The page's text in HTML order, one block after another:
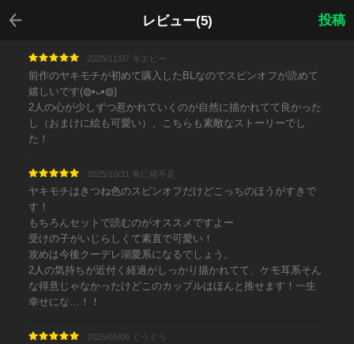
レビュー(5)
戻る
投稿
2025/11/07 ギエピー
前作のヤキモチが初めて購入したBLなのでスピンオフが読めて
嬉しいです(⁠◍⁠•⁠ᴗ⁠•⁠◍⁠)
2人の心が少しずつ惹かれていくのが自然に描かれてて良かった
し（おまけに絵も可愛い）、こちらも素敵なストーリーでし
た！
2025/10/31 常に寝不足
ヤキモチはきつね色のスピンオフだけどこっちのほうがすきで
す！
もちろんセットで読むのがオススメですよー
受けの子がいじらしくて素直で可愛い！
攻めは今後クーデレ溺愛系になるでしょう。
2人の気持ちが近付く経過がしっかり描かれてて、ケモ耳系そん
な得意じゃなかったけどこのカップルはほんと推せます！一生
幸せにな…！！
2025/05/06 ぐうぐう